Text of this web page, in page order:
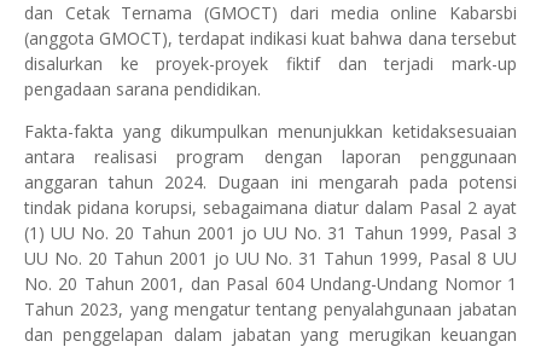
dan Cetak Ternama (GMOCT) dari media online Kabarsbi
(anggota GMOCT), terdapat indikasi kuat bahwa dana tersebut
disalurkan ke proyek-proyek fiktif dan terjadi mark-up
pengadaan sarana pendidikan.
Fakta-fakta yang dikumpulkan menunjukkan ketidaksesuaian
antara realisasi program dengan laporan penggunaan
anggaran tahun 2024. Dugaan ini mengarah pada potensi
tindak pidana korupsi, sebagaimana diatur dalam Pasal 2 ayat
(1) UU No. 20 Tahun 2001 jo UU No. 31 Tahun 1999, Pasal 3
UU No. 20 Tahun 2001 jo UU No. 31 Tahun 1999, Pasal 8 UU
No. 20 Tahun 2001, dan Pasal 604 Undang-Undang Nomor 1
Tahun 2023, yang mengatur tentang penyalahgunaan jabatan
dan penggelapan dalam jabatan yang merugikan keuangan